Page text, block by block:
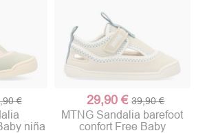
€
niña
29,90 € 39,90 €
MTNG Sandalia barefoot
confort Free Baby